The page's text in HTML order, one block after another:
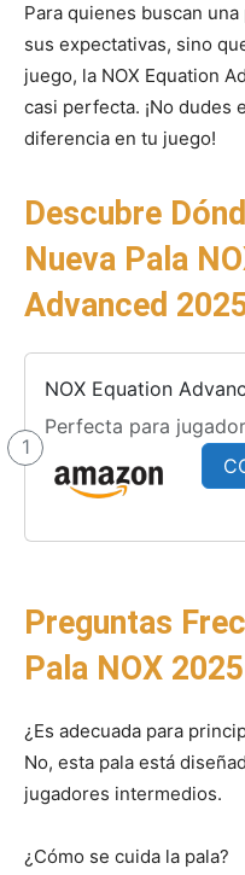
Para quienes buscan
sus expectativas, sino
juego, la NOX Equation
casi perfecta. ¡No dudes
diferencia en tu juego!
Descubre
Nueva Pala
Advanced
1
NOX Equation
Perfecta para
Preguntas
Pala NOX 2025
¿Es adecuada para
No, esta pala está
jugadores intermedios.
¿Cómo se cuida la pala?